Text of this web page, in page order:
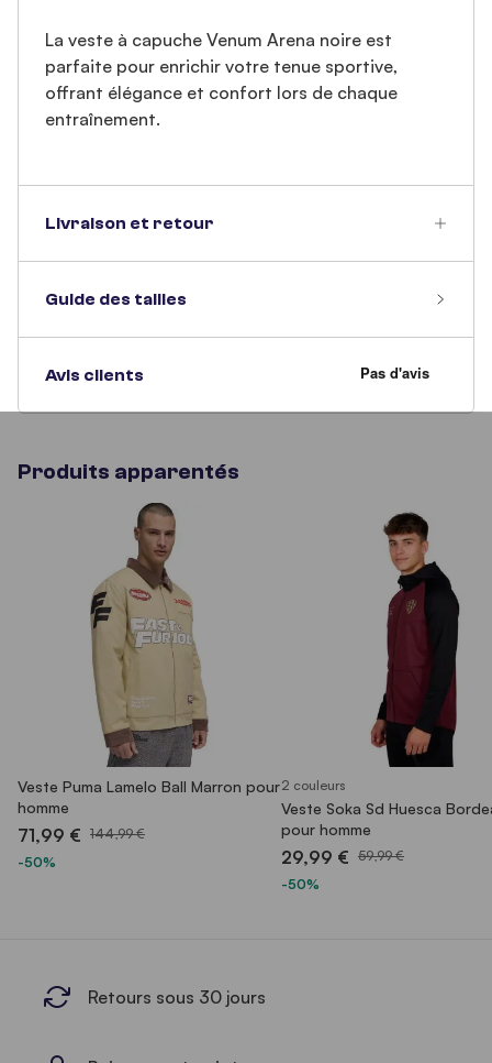
La veste à capuche Venum Arena noire est
parfaite pour enrichir votre tenue sportive,
offrant élégance et confort lors de chaque
entraînement.
Livraison et retour
Guide des tailles
Avis clients
Produits apparentés
Veste Puma Lamelo Ball Marron pour
homme
71,99 € 144,99 €
-50%
2 couleurs
Veste Soka Sd Huesca
pour homme
29,99 € 59,99 €
-50%
Retours sous 30 jours